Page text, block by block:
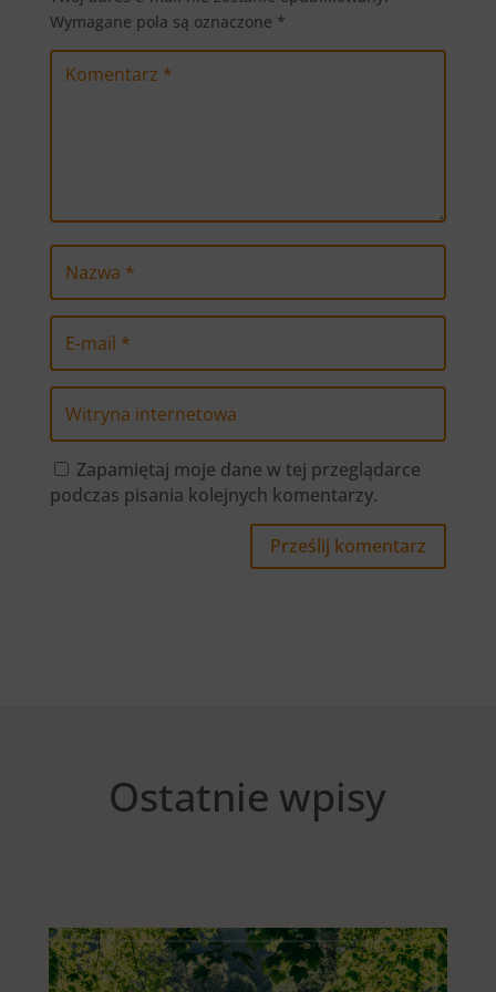
Wymagane pola są oznaczone *
Zapamiętaj moje dane w tej przeglądarce
podczas pisania kolejnych komentarzy.
Prześlij komentarz
Ostatnie wpisy